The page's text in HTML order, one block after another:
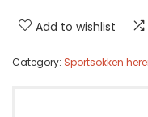
Add to wishlist
Category: Sportsokken